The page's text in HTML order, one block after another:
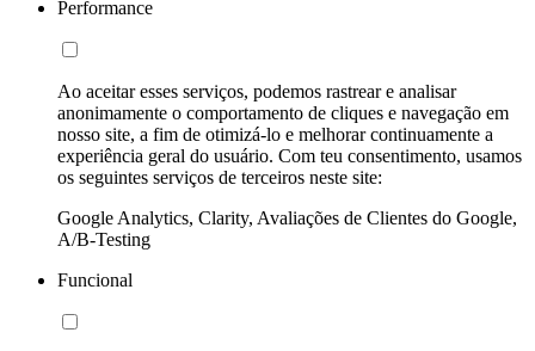
Performance
Ao aceitar esses serviços, podemos rastrear e analisar
anonimamente o comportamento de cliques e navegação em
nosso site, a fim de otimizá-lo e melhorar continuamente a
experiência geral do usuário. Com teu consentimento, usamos
os seguintes serviços de terceiros neste site:
Google Analytics, Clarity, Avaliações de Clientes do Google,
A/B-Testing
Funcional